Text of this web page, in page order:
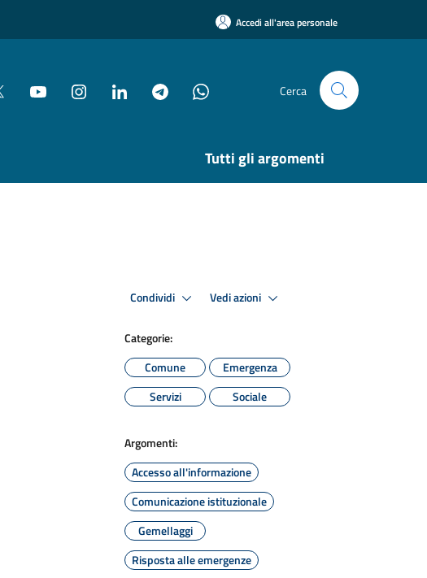
Accedi all'area personale
Cerca
Tutti gli argomenti
Condividi Vedi azioni
Categorie:
Comune
Emergenza
Servizi
Sociale
Argomenti:
Accesso all'informazione
Comunicazione istituzionale
Gemellaggi
Risposta alle emergenze